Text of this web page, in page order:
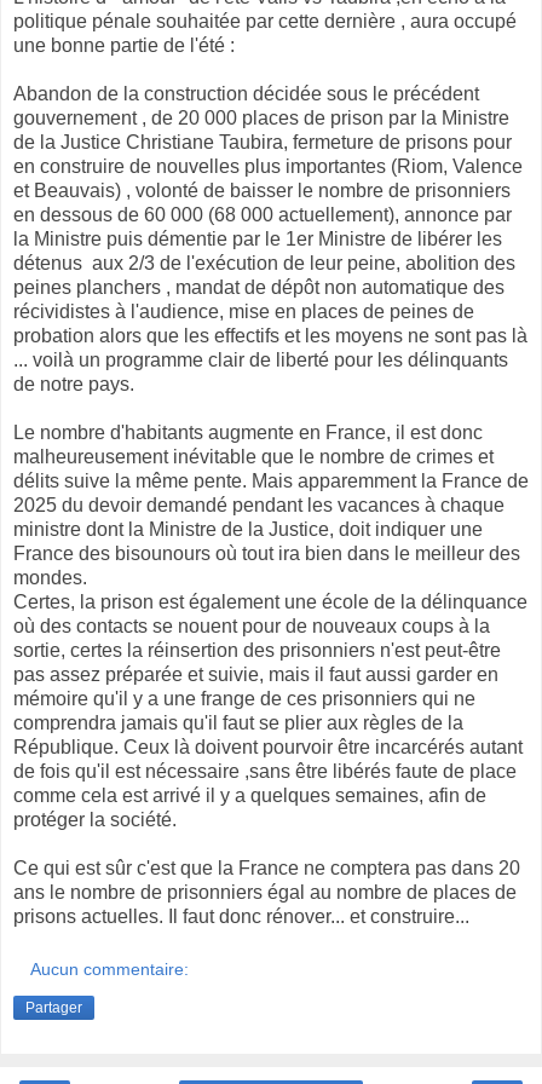
politique pénale souhaitée par cette dernière , aura occupé
une bonne partie de l'été :
Abandon de la construction décidée sous le précédent
gouvernement , de 20 000 places de prison par la Ministre
de la Justice Christiane Taubira, fermeture de prisons pour
en construire de nouvelles plus importantes (Riom, Valence
et Beauvais) , volonté de baisser le nombre de prisonniers
en dessous de 60 000 (68 000 actuellement), annonce par
la Ministre puis démentie par le 1er Ministre de libérer les
détenus aux 2/3 de l'exécution de leur peine, abolition des
peines planchers , mandat de dépôt non automatique des
récividistes à l'audience, mise en places de peines de
probation alors que les effectifs et les moyens ne sont pas là
... voilà un programme clair de liberté pour les délinquants
de notre pays.
Le nombre d'habitants augmente en France, il est donc
malheureusement inévitable que le nombre de crimes et
délits suive la même pente. Mais apparemment la France de
2025 du devoir demandé pendant les vacances à chaque
ministre dont la Ministre de la Justice, doit indiquer une
France des bisounours où tout ira bien dans le meilleur des
mondes.
Certes, la prison est également une école de la délinquance
où des contacts se nouent pour de nouveaux coups à la
sortie, certes la réinsertion des prisonniers n'est peut-être
pas assez préparée et suivie, mais il faut aussi garder en
mémoire qu'il y a une frange de ces prisonniers qui ne
comprendra jamais qu'il faut se plier aux règles de la
République. Ceux là doivent pourvoir être incarcérés autant
de fois qu'il est nécessaire ,sans être libérés faute de place
comme cela est arrivé il y a quelques semaines, afin de
protéger la société.
Ce qui est sûr c'est que la France ne comptera pas dans 20
ans le nombre de prisonniers égal au nombre de places de
prisons actuelles. Il faut donc rénover... et construire...
Aucun commentaire:
Partager